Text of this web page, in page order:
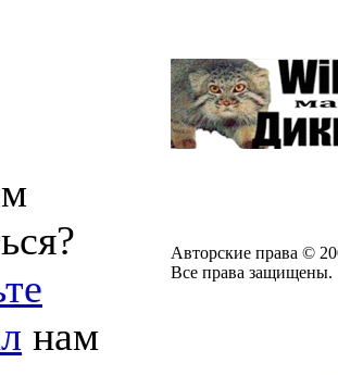
нам
Авторские права ©
Все права защищены.